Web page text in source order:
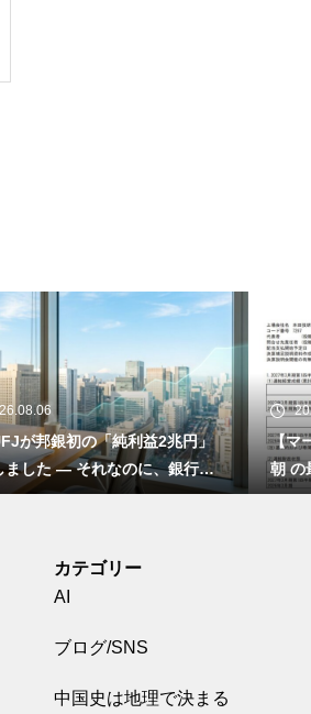
2026.08.06
【マーケット速報】2026年08月06日
朝 の最新金融・経済ニュース
カテゴリー
AI
ブログ/SNS
中国史は地理で決まる